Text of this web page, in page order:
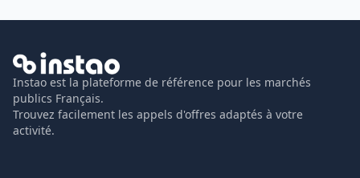
Instao est la plateforme de référence pour les marchés
publics Français.
Trouvez facilement les appels d'offres adaptés à votre
activité.